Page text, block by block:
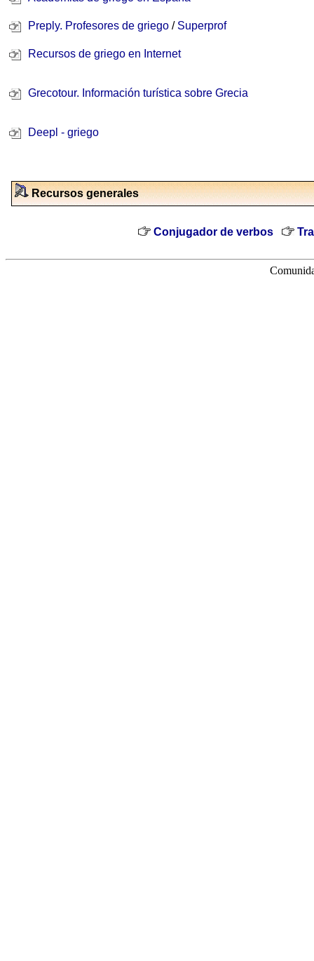
Preply. Profesores de griego / Superprof
Recursos de griego en Internet
Grecotour. I nformación turística sobre Grecia
Deepl - griego
Recursos generales
Conjugador de verbos